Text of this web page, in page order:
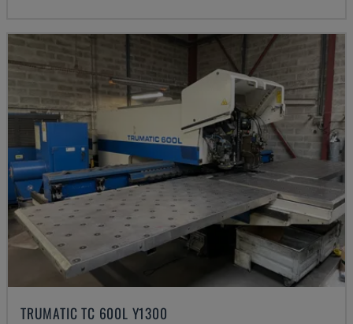
TRUMATIC TC 600L Y1300